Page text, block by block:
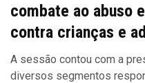
combate ao abuso
contra crianças e
A sessão contou com a
diversos segmentos